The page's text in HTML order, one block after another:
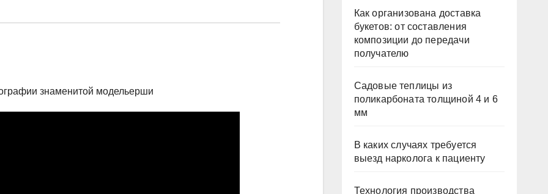
Как организована доставка
букетов: от составления
композиции до передачи
получателю
Садовые теплицы из
поликарбоната толщиной 4 и 6
мм
В каких случаях требуется
выезд нарколога к пациенту
Технология производства